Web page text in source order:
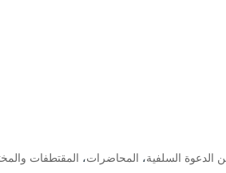
الدعوة السلفية، المحاضرات، المقتطفات